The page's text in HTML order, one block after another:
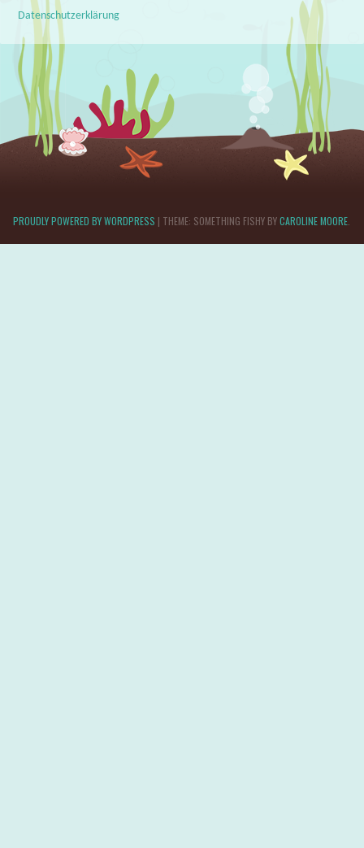
Datenschutzerklärung
PROUDLY POWERED BY WORDPRESS | THEME: SOMETHING FISHY BYCAROLINE MOORE